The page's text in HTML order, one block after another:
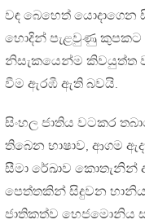
වඳ බෙහෙත් යොදාගෙන
හොදින් පැළවුණු කුපකට
නිසැකයෙන්ම කිවයුත්ත
වීම ඇරඹී ඇති බවයි.
සිංහල ජාතිය වටකර
තිබෙන භාෂාව, ආගම
සීමා රේඛාව කොතැනින්
පෙත්තකින් සිදුවන
ජාතිකත්ව හෙජමොනිය